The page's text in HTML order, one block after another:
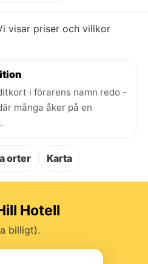
visar priser och villkor
i förarens namn redo -
många åker på en
orter Karta
Hotell
billigt).